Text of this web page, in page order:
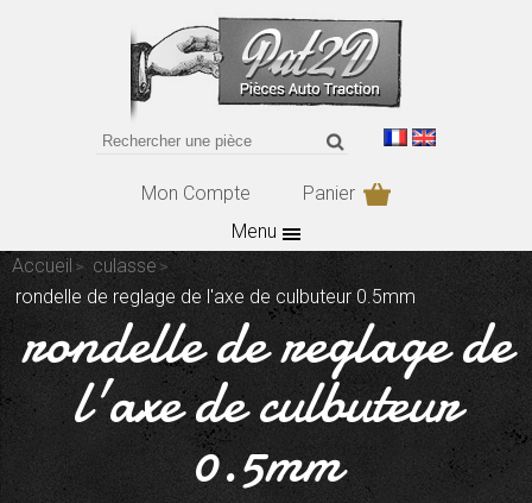
Mon Compte
Panier
Menu
Accueil
culasse
rondelle de reglage de l'axe de culbuteur 0.5mm
rondelle de reglage de
l'axe de culbuteur
0.5mm